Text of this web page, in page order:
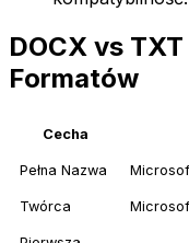
DOCX vs
Formatów
Cecha
Pełna Nazwa
Twórca